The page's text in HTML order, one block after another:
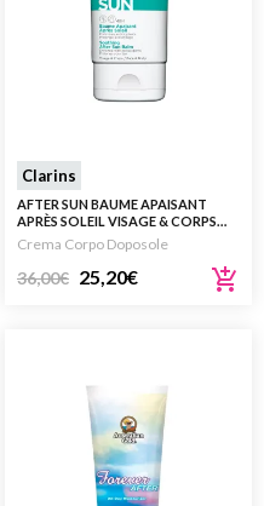
Clarins
AFTER SUN BAUME APAISANT
APRÈS SOLEIL VISAGE & CORPS
SOLE 150ML
Crema Corpo Doposole
36,00€ 25,20€